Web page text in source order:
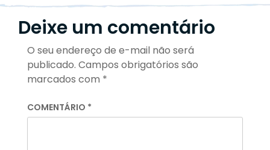
Deixe um comentário
O seu endereço de e-mail não será
publicado. Campos obrigatórios são
marcados com *
COMENTÁRIO *